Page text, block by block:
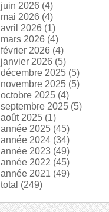
juin 2026 (4)
mai 2026 (4)
avril 2026 (1)
mars 2026 (4)
février 2026 (4)
janvier 2026 (5)
décembre 2025 (5)
novembre 2025 (5)
octobre 2025 (4)
septembre 2025 (5)
août 2025 (1)
année 2025 (45)
année 2024 (34)
année 2023 (49)
année 2022 (45)
année 2021 (49)
total (249)